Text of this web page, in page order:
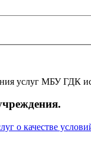
услуг МБУ ГДК